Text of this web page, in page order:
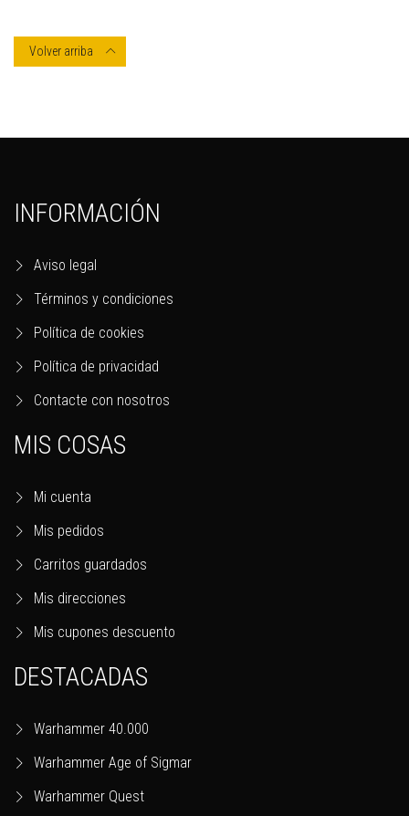
Volver arriba 
INFORMACIÓN
Aviso legal
Términos y condiciones
Política de cookies
Política de privacidad
Contacte con nosotros
MIS COSAS
Mi cuenta
Mis pedidos
Carritos guardados
Mis direcciones
Mis cupones descuento
DESTACADAS
Warhammer 40.000
Warhammer Age of Sigmar
Warhammer Quest